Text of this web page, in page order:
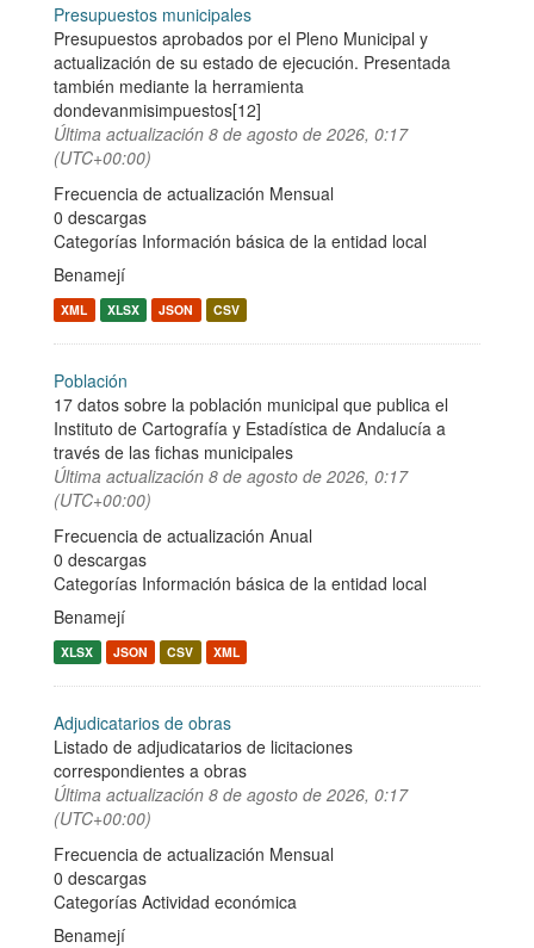
Presupuestos municipales
Presupuestos aprobados por el Pleno Municipal y
actualización de su estado de ejecución. Presentada
también mediante la herramienta
dondevanmisimpuestos[12]
Última actualización 8 de agosto de 2026, 0:17
(UTC+00:00)
Frecuencia de actualización Mensual
0 descargas
Categorías Información básica de la entidad local
Benamejí
XML XLSX JSON CSV
Población
17 datos sobre la población municipal que publica el
Instituto de Cartografía y Estadística de Andalucía a
través de las fichas municipales
Última actualización 8 de agosto de 2026, 0:17
(UTC+00:00)
Frecuencia de actualización Anual
0 descargas
Categorías Información básica de la entidad local
Benamejí
XLSX JSON CSV XML
Adjudicatarios de obras
Listado de adjudicatarios de licitaciones
correspondientes a obras
Última actualización 8 de agosto de 2026, 0:17
(UTC+00:00)
Frecuencia de actualización Mensual
0 descargas
Categorías Actividad económica
Benamejí